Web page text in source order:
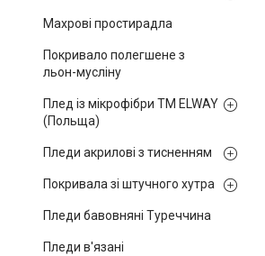
Махрові простирадла
Покривало полегшене з
льон-мусліну
Плед із мікрофібри ТМ ELWAY
(Польща)
Пледи акрилові з тисненням
Покривала зі штучного хутра
Пледи бавовняні Туреччина
Пледи в'язані